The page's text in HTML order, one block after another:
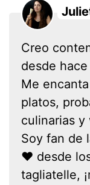
Creo
desde
Me
platos,
culinarias y
Soy fan de
❤ desde
tagliatelle,